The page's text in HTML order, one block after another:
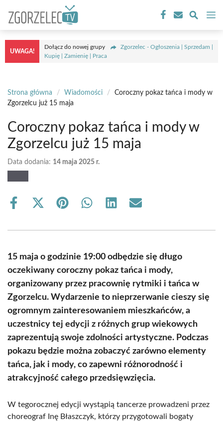
treści
UWAGA!
Dołącz do nowej grupy
Zgorzelec - Ogłoszenia | Sprzedam |
Kupię | Zamienię | Praca
Strona główna / Wiadomości /
Coroczny pokaz tańca i mody w
Zgorzelcu już 15 maja
Coroczny pokaz tańca i mody w
Zgorzelcu już 15 maja
Data dodania: 14 maja 2025 r.
Share
Share
(Twitter)
Share Share Share Share
15 maja o godzinie 19:00 odbędzie się długo
oczekiwany coroczny pokaz tańca i mody,
organizowany przez pracownię rytmiki i tańca w
Zgorzelcu. Wydarzenie to nieprzerwanie cieszy się
ogromnym zainteresowaniem mieszkańców, a
uczestnicy tej edycji z różnych grup wiekowych
zaprezentują swoje zdolności artystyczne. Podczas
pokazu będzie można zobaczyć zarówno elementy
tańca, jak i mody, co zapewni różnorodność i
atrakcyjność całego przedsięwzięcia.
W tegorocznej edycji wystąpią tancerze prowadzeni przez
choreograf Inę Błaszczyk, którzy przygotowali bogaty